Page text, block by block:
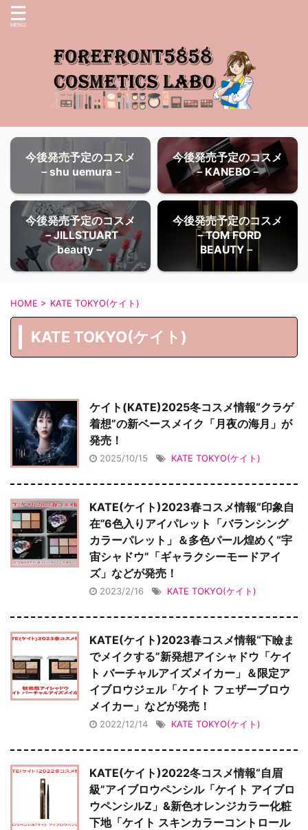
今後発売予定のコスメ
－shu uemura－
今後発売予定のコスメ
－KANEBO－
今後発売予定のコスメ
－JILLSTUART
beauty－
今後発売予定のコスメ
－TOM FORD
BEAUTY－
HOME > KATE TOKYO(ケイト)
KATE TOKYO(ケイト)
ケイト(KATE)2025冬コスメ情報“クラゲ
着想”の新ベースメイク「月夜の海月」が
発売！
2025/10/15 KATE TOKYO(ケイト)
KATE(ケイト)2023春コスメ情報“印象自
在”6色入りアイパレット「バランシング
カラーパレット」＆多色パール煌めく“宇
宙シャドウ”「ギャラクシーモードアイ
ズ」などが発売！
2023/2/16 KATE TOKYO(ケイト)
KATE(ケイト)2023春コスメ情報“下瞼ま
でメイクする”新発想アイシャドウ「ケイ
ト バーチャルアイズメイカー」＆限定ア
イブロウジェル「ケイト フェザーブロウ
メイカー」などが発売！
2022/12/14 KATE TOKYO(ケイト)
KATE(ケイト)2022冬コスメ情報“自眉
級”アイブロウペンシル「ケイト アイブロ
ウペンシルZ」&新色オレンジカラー化粧
下地「ケイト スキンカラーコントロール